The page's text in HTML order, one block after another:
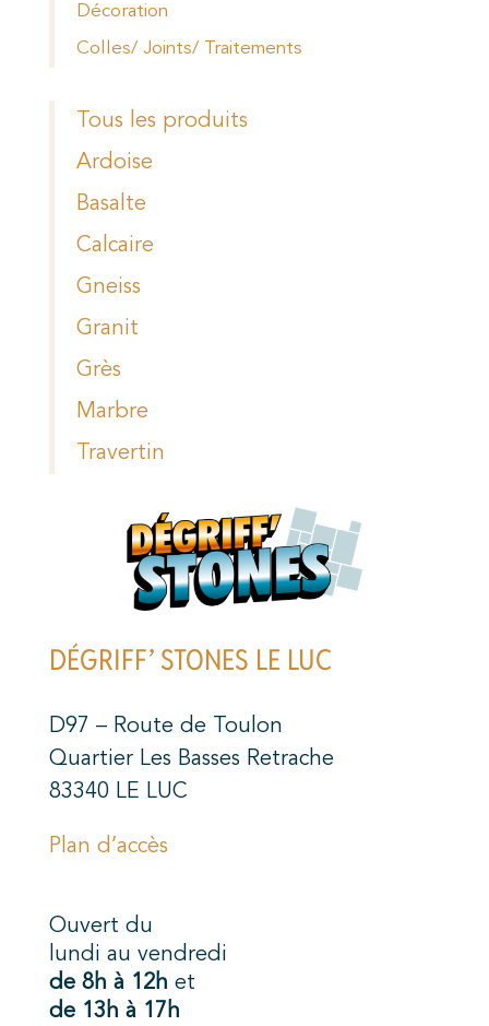
Décoration
Colles/ Joints/ Traitements
Tous les produits
Ardoise
Basalte
Calcaire
Gneiss
Granit
Grès
Marbre
Travertin
DÉGRIFF’ STONES LE LUC
D97 – Route de Toulon
Quartier Les Basses Retrache
83340 LE LUC
Plan d’accès
Ouvert du
lundi au vendredi
de 8h à 12h et
de 13h à 17h